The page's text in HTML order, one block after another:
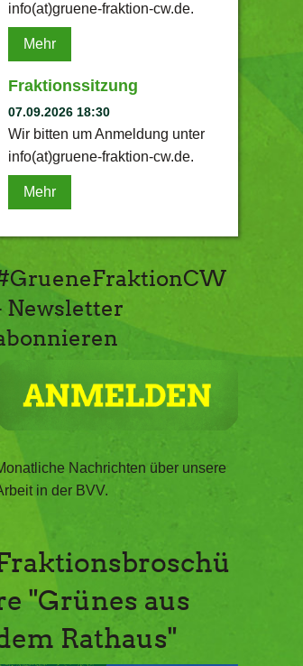
info(at)gruene-fraktion-cw.de.
Mehr
Fraktionssitzung
07.09.2026 18:30
Wir bitten um Anmeldung unter
info(at)gruene-fraktion-cw.de.
Mehr
Newsletter
Nachrichten über unsere
in der BVV.
"Grünes aus
Rathaus"